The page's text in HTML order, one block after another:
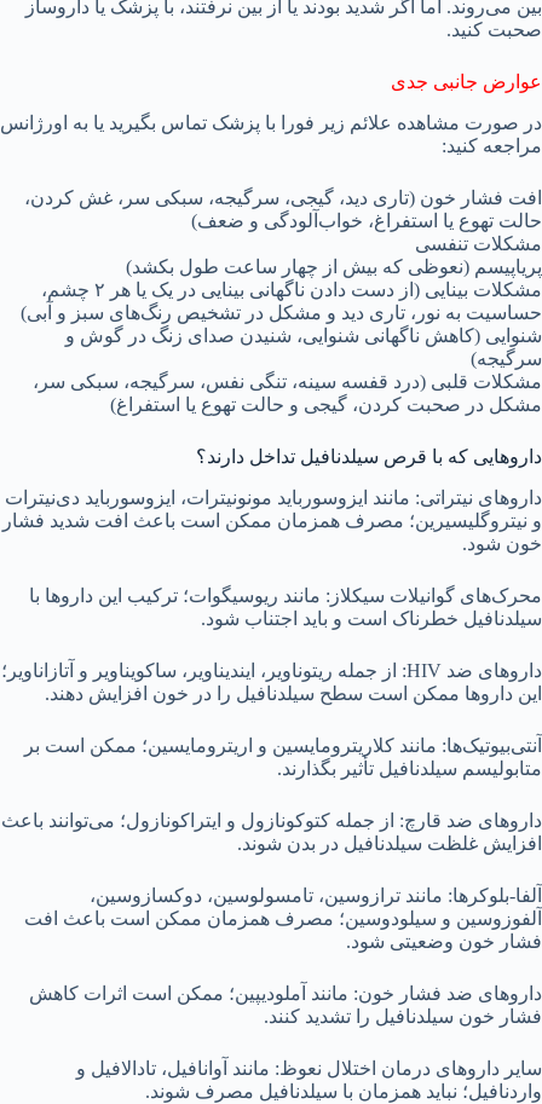
بین می‌روند. اما اگر شدید بودند یا از بین نرفتند، با پزشک یا داروساز
صحبت کنید.
عوارض جانبی جدی
در صورت مشاهده علائم زیر فورا با پزشک تماس بگیرید یا به اورژانس
مراجعه کنید:
افت فشار خون (تاری دید، گیجی، سرگیجه، سبکی سر، غش کردن،
حالت تهوع یا استفراغ، خواب‌آلودگی و ضعف)
مشکلات تنفسی
پریاپیسم (نعوظی که بیش از چهار ساعت طول بکشد)
مشکلات بینایی (از دست دادن ناگهانی بینایی در یک یا هر ۲ چشم،
حساسیت به نور، تاری دید و مشکل در تشخیص رنگ‌های سبز و آبی)
شنوایی (کاهش ناگهانی شنوایی، شنیدن صدای زنگ در گوش و
سرگیجه)
مشکلات قلبی (درد قفسه سینه، تنگی نفس، سرگیجه، سبکی سر،
مشکل در صحبت کردن، گیجی و حالت تهوع یا استفراغ)
داروهایی که با قرص سیلدنافیل تداخل دارند؟
داروهای نیتراتی: مانند ایزوسورباید مونونیترات، ایزوسورباید دی‌نیترات
و نیتروگلیسیرین؛ مصرف همزمان ممکن است باعث افت شدید فشار
خون شود.
محرک‌های گوانیلات سیکلاز: مانند ریوسیگوات؛ ترکیب این داروها با
سیلدنافیل خطرناک است و باید اجتناب شود.
داروهای ضد HIV: از جمله ریتوناویر، ایندیناویر، ساکویناویر و آتازاناویر؛
این داروها ممکن است سطح سیلدنافیل را در خون افزایش دهند.
آنتی‌بیوتیک‌ها: مانند کلاریترومایسین و اریترومایسین؛ ممکن است بر
متابولیسم سیلدنافیل تأثیر بگذارند.
داروهای ضد قارچ: از جمله کتوکونازول و ایتراکونازول؛ می‌توانند باعث
افزایش غلظت سیلدنافیل در بدن شوند.
آلفا-بلوکرها: مانند ترازوسین، تامسولوسین، دوکسازوسین،
آلفوزوسین و سیلودوسین؛ مصرف همزمان ممکن است باعث افت
فشار خون وضعیتی شود.
داروهای ضد فشار خون: مانند آملودیپین؛ ممکن است اثرات کاهش
فشار خون سیلدنافیل را تشدید کنند.
سایر داروهای درمان اختلال نعوظ: مانند آوانافیل، تادالافیل و
واردنافیل؛ نباید همزمان با سیلدنافیل مصرف شوند.